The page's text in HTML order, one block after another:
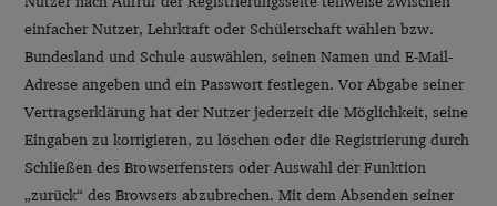
einfacher Nutzer, Lehrkraft oder Schülerschaft wählen bzw.
Bundesland und Schule auswählen, seinen Namen und E-Mail-
Adresse angeben und ein Passwort festlegen. Vor Abgabe seiner
Vertragserklärung hat der Nutzer jederzeit die Möglichkeit, seine
Eingaben zu korrigieren, zu löschen oder die Registrierung durch
Schließen des Browserfensters oder Auswahl der Funktion
„zurück“ des Browsers abzubrechen. Mit dem Absenden seiner